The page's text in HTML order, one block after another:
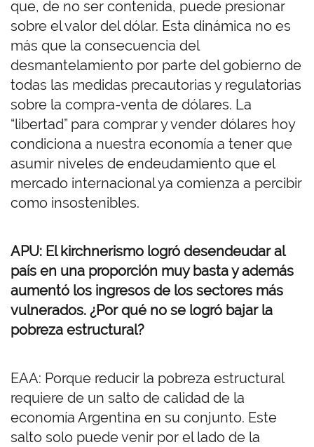
que, de no ser contenida, puede presionar
sobre el valor del dólar. Esta dinámica no es
más que la consecuencia del
desmantelamiento por parte del gobierno de
todas las medidas precautorias y regulatorias
sobre la compra-venta de dólares. La
“libertad” para comprar y vender dólares hoy
condiciona a nuestra economía a tener que
asumir niveles de endeudamiento que el
mercado internacional ya comienza a percibir
como insostenibles.
APU: El kirchnerismo logró desendeudar al
país en una proporción muy basta y además
aumentó los ingresos de los sectores más
vulnerados. ¿Por qué no se logró bajar la
pobreza estructural?
EAA: Porque reducir la pobreza estructural
requiere de un salto de calidad de la
economía Argentina en su conjunto. Este
salto solo puede venir por el lado de la